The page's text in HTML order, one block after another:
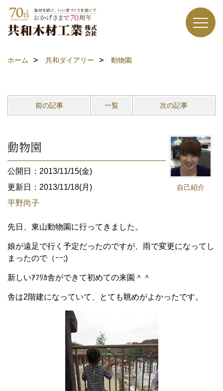
ホーム 共和ダイアリー 動物園
前の記事 一覧 次の記事
自己紹介
動物園
公開日：2013/11/15(金)
更新日：2013/11/18(月)
平野尚子
先日、東山動物園に行ってきました。
娘が遠足で行く予定だったのですが、雨で変更になってし
まったので（ｰｰ;)
新しいｱﾌﾘｶ舎ができて初めての来園＾＾
舎は2階建になっていて、とても眺めがよかったです。